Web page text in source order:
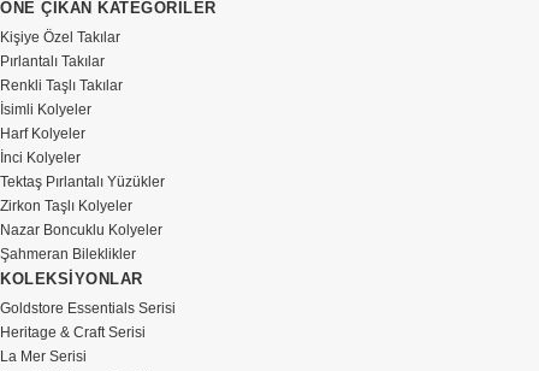
ÖNE ÇIKAN KATEGORİLER
Kişiye Özel Takılar
Pırlantalı Takılar
Renkli Taşlı Takılar
İsimli Kolyeler
Harf Kolyeler
İnci Kolyeler
Tektaş Pırlantalı Yüzükler
Zirkon Taşlı Kolyeler
Nazar Boncuklu Kolyeler
Şahmeran Bileklikler
KOLEKSİYONLAR
Goldstore Essentials Serisi
Heritage & Craft Serisi
La Mer Serisi